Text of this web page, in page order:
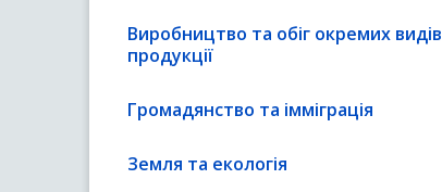
Виробництво та обіг окремих видів
продукції
Громадянство та імміграція
Земля та екологія